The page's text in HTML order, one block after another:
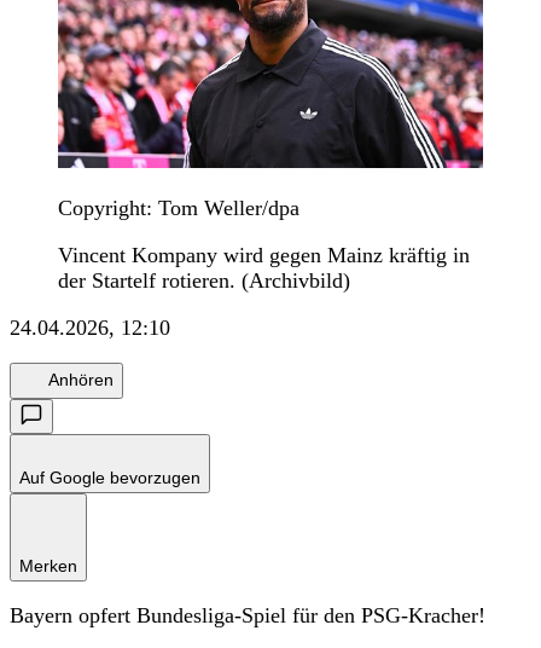
Copyright: Tom Weller/dpa
Vincent Kompany wird gegen Mainz kräftig in
der Startelf rotieren. (Archivbild)
24.04.2026, 12:10
Anhören
Auf Google bevorzugen
Merken
Bayern opfert Bundesliga-Spiel für den PSG-Kracher!